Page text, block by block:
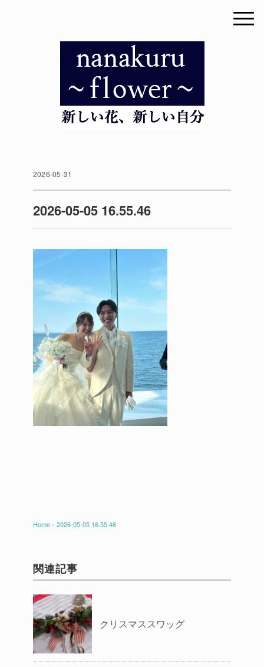
2026-05-31
2026-05-05 16.55.46
Home › 2026-05-05 16.55.46
関連記事
クリスマススワッグ